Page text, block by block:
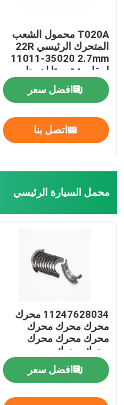
T020A محمول الشعب
المتحرك الرئيسي 22R
11011-35020 2.7mm
لمقاومة تويوتا لدرجات
الحرارة العالية
افضل سعر
اتصل بنا
محمل السيارة الرئيسي
11247628034 محرك
محرك محرك محرك
محرك محرك محرك
محرك محرك
افضل سعر